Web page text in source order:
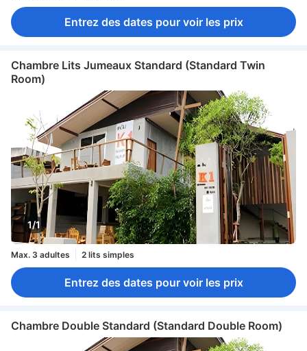
Entrez des dates pour voir les prix
Chambre Lits Jumeaux Standard (Standard Twin
Room)
1/1
Max. 3 adultes 2 lits simples
Entrez des dates pour voir les prix
Chambre Double Standard (Standard Double Room)